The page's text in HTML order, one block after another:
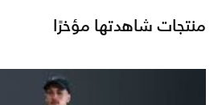
منتجات شاهدتها مؤخرًا